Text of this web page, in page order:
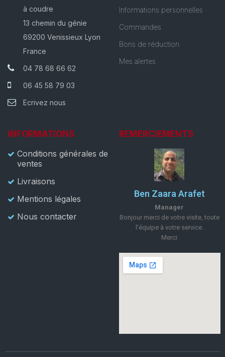
à coudre
13 chemin du génie
69200 Venissieux Lyon
France
04 78 68 66 62
06 45 58 79 03
Ecrivez nous
Informations personnelles
Commandes
Bons de réduction
Mes alertes
INFORMATIONS
Conditions générales de
ventes
Livraisons
Mentions légales
Nous contacter
REMERCIEMENTS
Ben Zaara Arafet
Manager
Bonjour merci de votre visite, toute
l'équipe à votre service.
Merci